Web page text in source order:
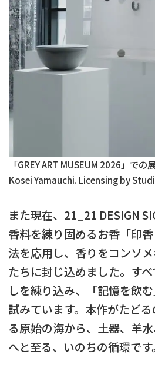
「GREY ART MUSEUM 2026」で
Kosei Yamauchi. Licensing by
また現在、21_21 DESIGN
香料を練り固めるお香「印
法を応用し、香りをコンソ
たちに封じ込めました。す
しを練り込み、「記憶を飲
試みています。本作がたど
る原始の海から、土器、羊
へと至る、いのちの循環です。